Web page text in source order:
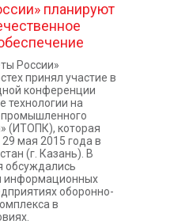
планируют
России»
принял участие в
конференции
на
(ИТОПК), которая
мая 2015 года в
(г. Казань). В
обсуждались
информационных
оборонно-
в